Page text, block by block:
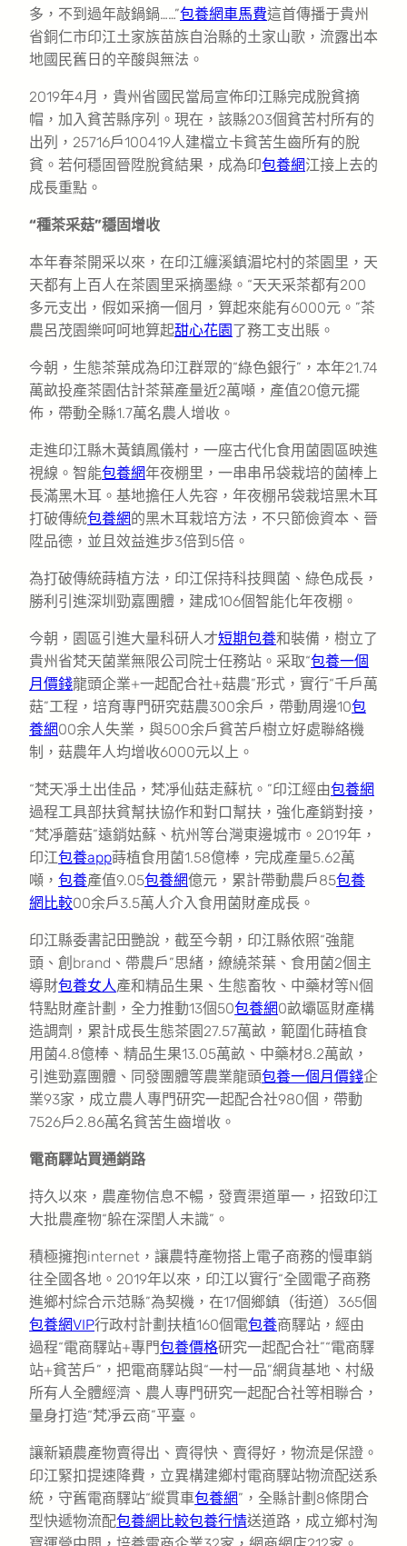
多，不到過年敲鍋鍋……”包養網車馬費這首傳播于貴州
省銅仁市印江土家族苗族自治縣的土家山歌，流露出本
地國民舊日的辛酸與無法。
2019年4月，貴州省國民當局宣佈印江縣完成脫貧摘
帽，加入貧苦縣序列。現在，該縣203個貧苦村所有的
出列，25716戶100419人建檔立卡貧苦生齒所有的脫
貧。若何穩固晉陞脫貧結果，成為印包養網江接上去的
成長重點。
“種茶采菇”穩固增收
本年春茶開采以來，在印江纏溪鎮湄坨村的茶園里，天
天都有上百人在茶園里采摘墨綠。“天天采茶都有200
多元支出，假如采摘一個月，算起來能有6000元。”茶
農呂茂園樂呵呵地算起甜心花園了務工支出賬。
今朝，生態茶葉成為印江群眾的“綠色銀行”，本年21.74
萬畝投產茶園估計茶葉產量近2萬噸，產值20億元擺
佈，帶動全縣1.7萬名農人增收。
走進印江縣木黃鎮鳳儀村，一座古代化食用菌園區映進
視線。智能包養網年夜棚里，一串串吊袋栽培的菌棒上
長滿黑木耳。基地擔任人先容，年夜棚吊袋栽培黑木耳
打破傳統包養網的黑木耳栽培方法，不只節儉資本、晉
陞品德，並且效益進步3倍到5倍。
為打破傳統蒔植方法，印江保持科技興菌、綠色成長，
勝利引進深圳勁嘉團體，建成106個智能化年夜棚。
今朝，園區引進大量科研人才短期包養和裝備，樹立了
貴州省梵天菌業無限公司院士任務站。采取“包養一個
月價錢龍頭企業+一起配合社+菇農”形式，實行“千戶萬
菇”工程，培育專門研究菇農300余戶，帶動周邊10包
養網00余人失業，與500余戶貧苦戶樹立好處聯絡機
制，菇農年人均增收6000元以上。
“梵天凈土出佳品，梵凈仙菇走蘇杭。”印江經由包養網
過程工具部扶貧幫扶協作和對口幫扶，強化產銷對接，
“梵凈蘑菇”遠銷姑蘇、杭州等台灣東邊城市。2019年，
印江包養app蒔植食用菌1.58億棒，完成產量5.62萬
噸， 包養產值9.05包養網億元，累計帶動農戶85包養
網比較00余戶3.5萬人介入食用菌財產成長。
印江縣委書記田艷說，截至今朝，印江縣依照“強龍
頭、創brand、帶農戶”思緒，繚繞茶葉、食用菌2個主
導財包養女人產和精品生果、生態畜牧、中藥材等N個
特點財產計劃，全力推動13個50包養網0畝壩區財產構
造調劑，累計成長生態茶園27.57萬畝，範圍化蒔植食
用菌4.8億棒、精品生果13.05萬畝、中藥材8.2萬畝，
引進勁嘉團體、同發團體等農業龍頭包養一個月價錢企
業93家，成立農人專門研究一起配合社980個，帶動
7526戶2.86萬名貧苦生齒增收。
電商驛站買通銷路
持久以來，農產物信息不暢，發賣渠道單一，招致印江
大批農產物“躲在深閨人未識”。
積極擁抱internet，讓農特產物搭上電子商務的慢車銷
往全國各地。2019年以來，印江以實行“全國電子商務
進鄉村綜合示范縣”為契機，在17個鄉鎮（街道）365個
包養網VIP行政村計劃扶植160個電包養商驛站，經由
過程“電商驛站+專門包養價格研究一起配合社”“電商驛
站+貧苦戶”，把電商驛站與“一村一品”網貨基地、村級
所有人全體經濟、農人專門研究一起配合社等相聯合，
量身打造“梵凈云商”平臺。
讓新穎農產物賣得出、賣得快、賣得好，物流是保證。
印江緊扣提速降費，立異構建鄉村電商驛站物流配送系
統，守舊電商驛站“縱貫車包養網”，全縣計劃8條閉合
型快遞物流配包養網比較包養行情送道路，成立鄉村淘